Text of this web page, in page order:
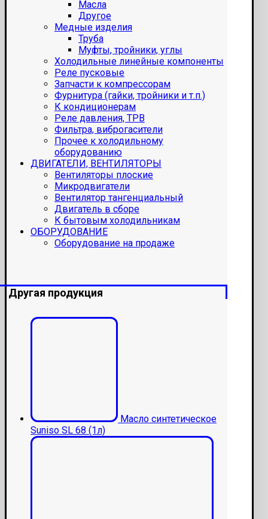
Масла
Другое
Медные изделия
Труба
Муфты, тройники, углы
Холодильные линейные компоненты
Реле пусковые
Запчасти к компрессорам
Фурнитура (гайки, тройники и т.п.)
К кондиционерам
Реле давления, ТРВ
Фильтра, виброгасители
Прочее к холодильному
оборудованию
ДВИГАТЕЛИ, ВЕНТИЛЯТОРЫ
Вентиляторы плоские
Микродвигатели
Вентилятор тангенциальный
Двигатель в сборе
К бытовым холодильникам
ОБОРУДОВАНИЕ
Оборудование на продаже
Другая продукция
Масло синтетическое
Suniso SL 68 (1л)